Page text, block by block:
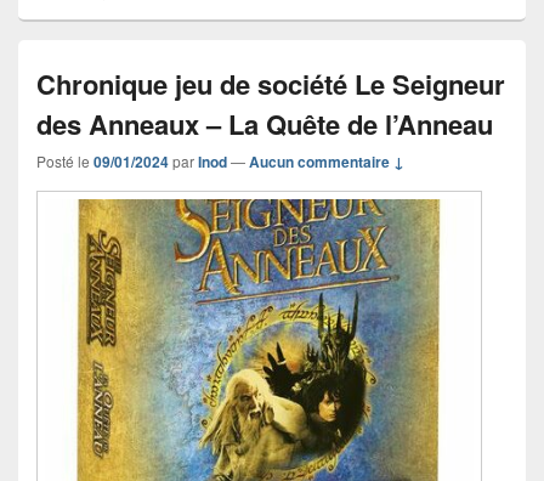
Chronique jeu de société Le Seigneur
des Anneaux – La Quête de l’Anneau
Posté le 09/01/2024parInod—Aucun commentaire ↓